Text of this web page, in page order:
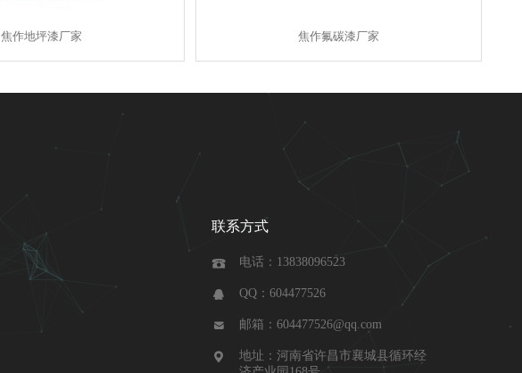
焦作地坪漆厂家 焦作氟碳漆厂家
联系方式
 电话：13838096523
 QQ：604477526
 邮箱：604477526@qq.com

地址：河南省许昌市襄城县循环经